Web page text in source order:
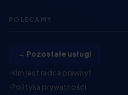
POLECAMY
→ Pozostałe usługi
Kim jest radca prawny?
Polityka prywatności